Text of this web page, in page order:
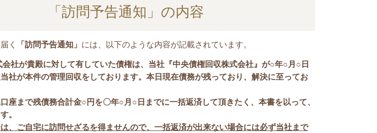
「訪問予告通知」の内容
く 「訪問予告通知」 には、以下のような内容が記載されています。
社が貴殿に対して有していた債権は、当社『中央債権回収株式会社』が○年○月○日
社が本件の管理回収をしております。本日現在債務が残っており、解決に至ってお
座まで残債務合計金○円を〇年○月○日までに一括返済して頂きたく、本書を以って、
。
、ご自宅に訪問せざるを得ませんので、一括返済が出来ない場合には必ず当社まで